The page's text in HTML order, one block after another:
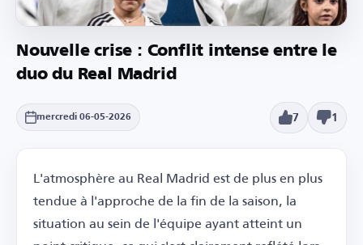
Nouvelle crise : Conflit intense entre le
duo du Real Madrid
mercredi 06-05-2026 7 1
L'atmosphère au Real Madrid est de plus en plus
tendue à l'approche de la fin de la saison, la
situation au sein de l'équipe ayant atteint un